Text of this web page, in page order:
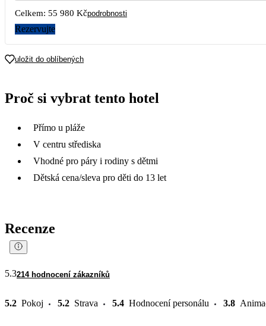
Celkem: 55 980 Kčpodrobnosti
Rezervujte
uložit do oblíbených
Proč si vybrat tento hotel
Přímo u pláže
V centru střediska
Vhodné pro páry i rodiny s dětmi
Dětská cena/sleva pro děti do 13 let
Recenze
5.3214 hodnocení zákazníků
5.2 Pokoj 5.2 Strava 5.4 Hodnocení personálu 3.8